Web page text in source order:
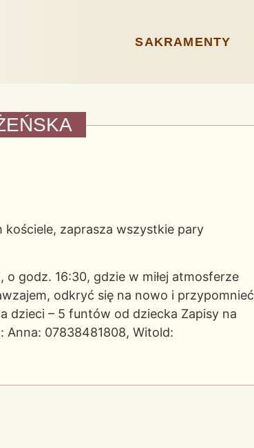
SAKRAMENTY
kościele, zaprasza wszystkie pary
godz. 16:30, gdzie w miłej atmosferze
odkryć się na nowo i przypomnieć
dzieci – 5 funtów od dziecka Zapisy na
Anna: 07838481808, Witold: